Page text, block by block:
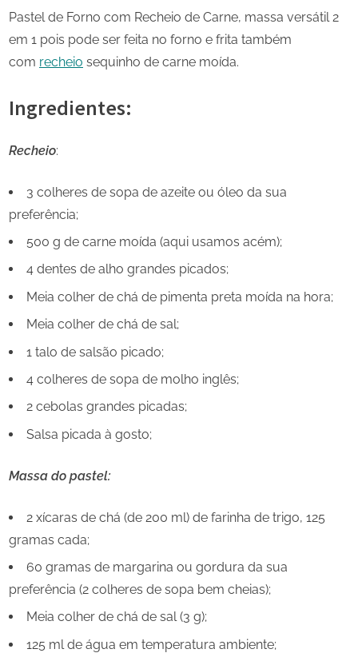
Pastel de Forno com Recheio de Carne, massa versátil 2
em 1 pois pode ser feita no forno e frita também
com recheio sequinho de carne moída.
Ingredientes:
Recheio:
3 colheres de sopa de azeite ou óleo da sua
preferência;
500 g de carne moída (aqui usamos acém);
4 dentes de alho grandes picados;
Meia colher de chá de pimenta preta moída na hora;
Meia colher de chá de sal;
1 talo de salsão picado;
4 colheres de sopa de molho inglês;
2 cebolas grandes picadas;
Salsa picada à gosto;
Massa do pastel:
2 xícaras de chá (de 200 ml) de farinha de trigo, 125
gramas cada;
60 gramas de margarina ou gordura da sua
preferência (2 colheres de sopa bem cheias);
Meia colher de chá de sal (3 g);
125 ml de água em temperatura ambiente;